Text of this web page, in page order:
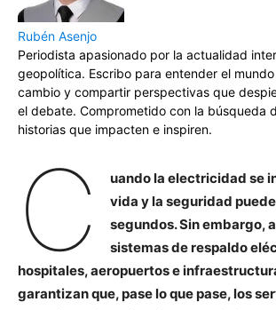
Rubén Asenjo
Periodista apasionado por la actualidad
geopolítica. Escribo para entender el
cambio y compartir perspectivas que
el debate. Comprometido con la búsqueda
historias que impacten e inspiren.
C
uando la electricidad se
vida y la seguridad
segundos. Sin embargo,
sistemas de respaldo
hospitales, aeropuertos e
garantizan que, pase lo que pase, los